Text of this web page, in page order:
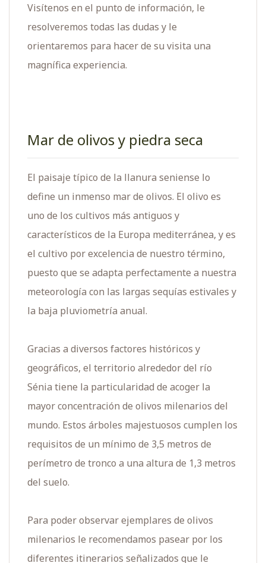
Visítenos en el punto de información, le
resolveremos todas las dudas y le
orientaremos para hacer de su visita una
magnífica experiencia.
Mar de olivos y piedra seca
El paisaje típico de la llanura seniense lo
define un inmenso mar de olivos. El olivo es
uno de los cultivos más antiguos y
característicos de la Europa mediterránea, y es
el cultivo por excelencia de nuestro término,
puesto que se adapta perfectamente a nuestra
meteorología con las largas sequías estivales y
la baja pluviometría anual.
Gracias a diversos factores históricos y
geográficos, el territorio alrededor del río
Sénia tiene la particularidad de acoger la
mayor concentración de olivos milenarios del
mundo. Estos árboles majestuosos cumplen los
requisitos de un mínimo de 3,5 metros de
perímetro de tronco a una altura de 1,3 metros
del suelo.
Para poder observar ejemplares de olivos
milenarios le recomendamos pasear por los
diferentes itinerarios señalizados que le